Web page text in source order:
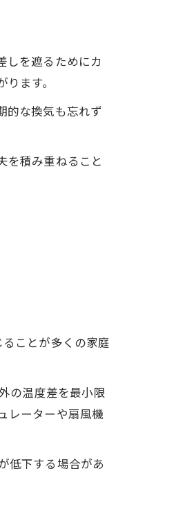
しを遮るためにカ
ます。
的な換気も忘れず
を積み重ねること
ことが多くの家庭
の温度差を最小限
レーターや扇風機
低下する場合があ